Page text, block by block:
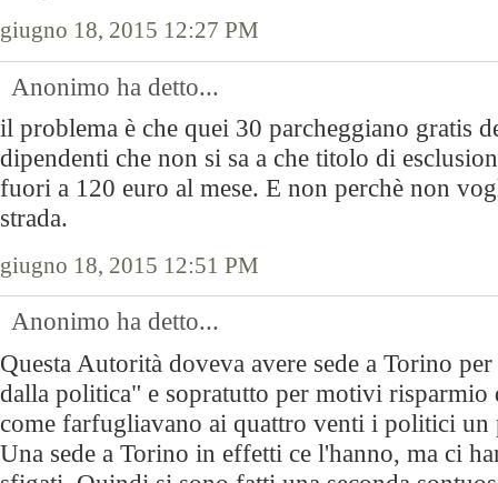
giugno 18, 2015 12:27 PM
Anonimo ha detto...
il problema è che quei 30 parcheggiano gratis
dipendenti che non si sa a che titolo di
fuori a 120 euro al mese. E non perchè non
strada.
giugno 18, 2015 12:51 PM
Anonimo ha detto...
Questa Autorità doveva avere sede a Torino
dalla politica" e sopratutto per motivi risparmio
come farfugliavano ai quattro venti i politici un
Una sede a Torino in effetti ce l'hanno, ma ci